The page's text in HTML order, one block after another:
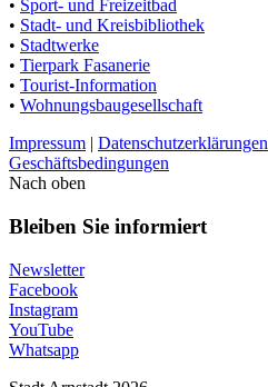
• Sport- und Freizeitbad
• Stadt- und Kreisbibliothek
• Stadtwerke
• Tierpark Fasanerie
• Tourist-Information
• Wohnungsbaugesellschaft
Impressum | Datenschutzerklärungen
Geschäftsbedingungen
Nach oben
Bleiben Sie informiert
Newsletter
Facebook
Instagram
YouTube
Whatsapp